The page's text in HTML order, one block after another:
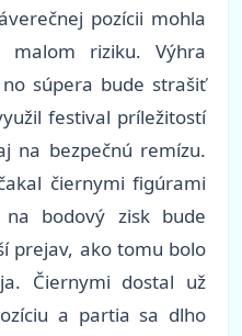
pozícii mohla
riziku. Výhra
súpera bude strašiť
festival príležitostí
na bezpečnú remízu.
čiernymi figúrami
bodový zisk bude
prejav, ako tomu bolo
Čiernymi dostal už
a partia sa dlho